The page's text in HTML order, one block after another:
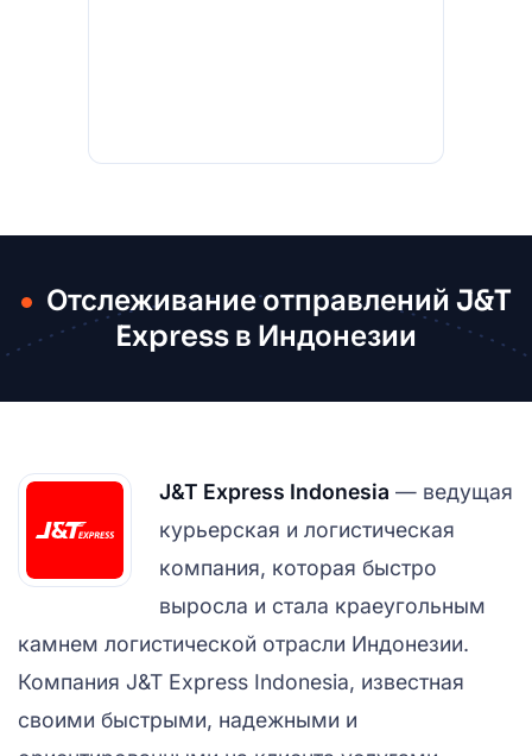
Отслеживание отправлений J&T
Express в Индонезии
J&T Express Indonesia — ведущая
курьерская и логистическая
компания, которая быстро
выросла и стала краеугольным
камнем логистической отрасли Индонезии.
Компания J&T Express Indonesia, известная
своими быстрыми, надежными и